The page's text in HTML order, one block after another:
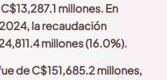
millones. En
la recaudación
millones (16.0%).
de C$151,685.2 millones,